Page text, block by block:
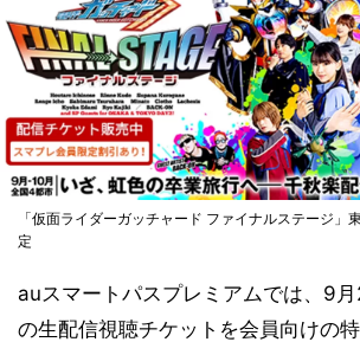
「仮面ライダーガッチャード ファイナルステージ」
定
auスマートパスプレミアムでは、9
の生配信視聴チケットを会員向けの